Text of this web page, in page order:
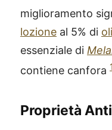
miglioramento
lozione al 5% di
essenziale di
contiene canfora
Proprietà